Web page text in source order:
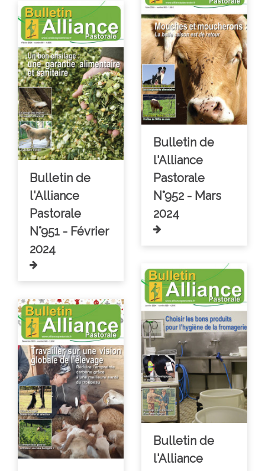
Bulletin de
l'Alliance
Pastorale
N°952 - Mars
2024
Bulletin de
l'Alliance
Pastorale
N°951 - Février
2024
Bulletin de
l'Alliance